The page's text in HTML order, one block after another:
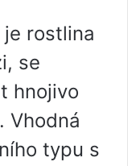
rostlina
se
hnojivo
Vhodná
typu s